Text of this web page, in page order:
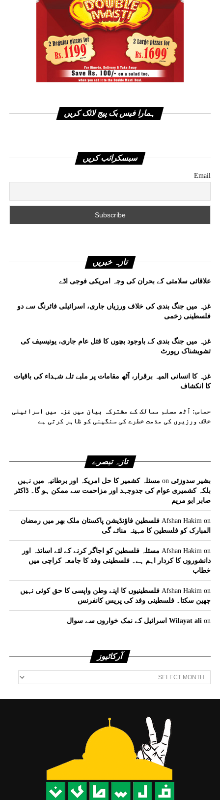
ہمارا فیس بک پیج لائک کریں
سبسکرائب کریں
Email
تازہ خبریں
علاقائی سلامتی کے بحران کی وجہ امریکی فوجی اڈے
غزہ میں جنگ بندی کی خلاف ورزیاں جاری، اسرائیلی فائرنگ سے دو
فلسطینی زخمی
غزہ میں جنگ بندی کے باوجود بچوں کا قتل عام جاری، یونیسیف کی
تشویشناک رپورٹ
غزہ کا انسانی المیہ برقرار، آٹھ مقامات پر ملبے تلے شہداء کی باقیات
کا انکشاف
حماس: آٹھ مسلم ممالک کے مشترکہ بیان میں غزہ میں اسرائیلی
خلاف ورزیوں کی مذمت خطرے کی سنگینی کو ظاہر کرتی ہے
تازہ تبصرے
بشیر سدوزئی
مسئلہ کشمیر کا حل امریکہ اور برطانیہ میں نہیں
بلکہ کشمیری عوام کی جدوجہد اور مزاحمت سے ممکن ہو گا۔ ڈاکٹر
صابر ابو مریم
Afshan Hakim on
فلسطین فاؤنڈیشن پاکستان ملک بھر میں رمضان
المبارک کو فلسطین کا مہینہ منائے گی
Afshan Hakim on
مسئلہ فلسطین کو اجاگر کرنے کے لئے اساتذہ اور
دانشوروں کا کردار اہم ہے۔ فلسطینی وفد کا جامعہ کراچی میں
خطاب
Afshan Hakim on
فلسطینیوں کا اپنے وطن واپسی کا حق کوئی نہیں
چھین سکتا۔ فلسطینی وفد کی پریس کانفرنس
Wilayat ali on اسرائیل کے نمک خواروں سے سوال
آرکائیوز
آرکائیوز